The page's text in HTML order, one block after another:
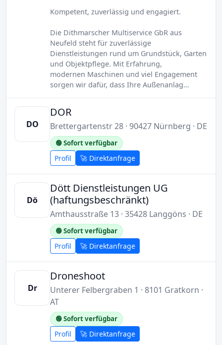
Kompetent, zuverlässig und engagiert.
Die Dithmarscher Multiservice GbR aus
Neufeld steht für zuverlässige
Dienstleistungen rund um Grundstück, Garten
und Objektpflege. Mit Erfahrung,
modernen Maschinen und viel Engagement
sorgen wir dafür, dass Ihre Außenanlag…
DO
DOR
Brettergartenstr 28 · 90427 Nürnberg · DE
🟢 Sofort verfügbar
Profil 🚀 Direktanfrage
Dö
Dött Dienstleistungen UG
(haftungsbeschränkt)
Amthausstraße 13 · 35428 Langgöns · DE
🟢 Sofort verfügbar
Profil 🚀 Direktanfrage
Dr
Droneshoot
Unterer Felbergraben 1 · 8101 Gratkorn ·
AT
🟢 Sofort verfügbar
Profil 🚀 Direktanfrage